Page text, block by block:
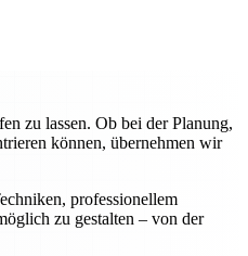
zu lassen. Ob bei der Planung,
können, übernehmen wir
professionellem
zu gestalten – von der